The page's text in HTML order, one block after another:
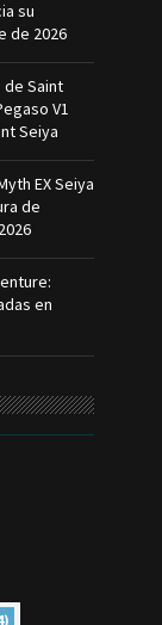
su
de 2026
Saint
V1
Seiya
EX Seiya
de
en